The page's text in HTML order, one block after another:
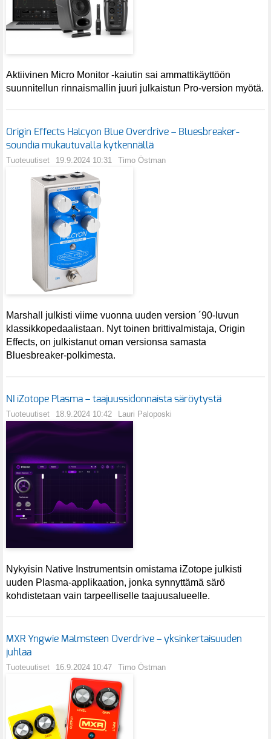
Aktiivinen Micro Monitor -kaiutin sai ammattikäyttöön
suunnitellun rinnaismallin juuri julkaistun Pro-version myötä.
Origin Effects Halcyon Blue Overdrive – Bluesbreaker-
soundia mukautuvalla kytkennällä
Tuoteuutiset 19.9.2024 10:31 Timo Östman
Marshall julkisti viime vuonna uuden version ´90-luvun
klassikkopedaalistaan. Nyt toinen brittivalmistaja, Origin
Effects, on julkistanut oman versionsa samasta
Bluesbreaker-polkimesta.
NI iZotope Plasma – taajuussidonnaista säröytystä
Tuoteuutiset 18.9.2024 10:42 Lauri Paloposki
Nykyisin Native Instrumentsin omistama iZotope julkisti
uuden Plasma-applikaation, jonka synnyttämä särö
kohdistetaan vain tarpeelliselle taajuusalueelle.
MXR Yngwie Malmsteen Overdrive – yksinkertaisuuden
juhlaa
Tuoteuutiset 16.9.2024 10:47 Timo Östman